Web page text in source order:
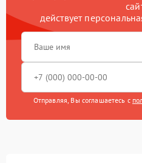
действует
Отправляя, Вы соглашаетесь с